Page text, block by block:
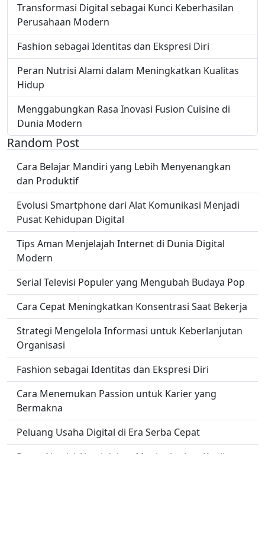
Transformasi Digital sebagai Kunci Keberhasilan
Perusahaan Modern
Fashion sebagai Identitas dan Ekspresi Diri
Peran Nutrisi Alami dalam Meningkatkan Kualitas
Hidup
Menggabungkan Rasa Inovasi Fusion Cuisine di
Dunia Modern
Random Post
Cara Belajar Mandiri yang Lebih Menyenangkan
dan Produktif
Evolusi Smartphone dari Alat Komunikasi Menjadi
Pusat Kehidupan Digital
Tips Aman Menjelajah Internet di Dunia Digital
Modern
Serial Televisi Populer yang Mengubah Budaya Pop
Cara Cepat Meningkatkan Konsentrasi Saat Bekerja
Strategi Mengelola Informasi untuk Keberlanjutan
Organisasi
Fashion sebagai Identitas dan Ekspresi Diri
Cara Menemukan Passion untuk Karier yang
Bermakna
Peluang Usaha Digital di Era Serba Cepat
Peran Nutrisi Alami dalam Meningkatkan Kualitas